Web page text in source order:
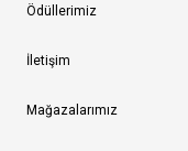
Ödüllerimiz
İletişim
Mağazalarımız